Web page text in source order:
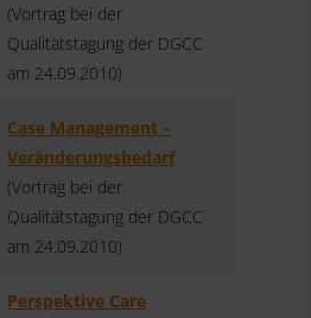
(Vortrag bei der
Qualitätstagung der DGCC
am 24.09.2010)
Case Management –
Veränderungsbedarf
(Vortrag bei der
Qualitätstagung der DGCC
am 24.09.2010)
Perspektive Care